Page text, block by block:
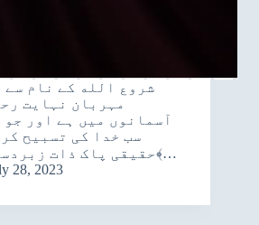
مہربان نہایت
آسمانوں میں ہے اور
سب خدا کی تسبیح
حقیقی پاک ذات زبردست حکمت والا ہے ﴿۱﴾…
28, 2023